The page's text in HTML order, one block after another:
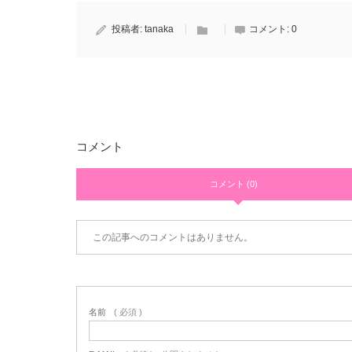
投稿者: tanaka コメント: 0
コメント
コメント (0)
この記事へのコメントはありません。
名前 ( 必須 )